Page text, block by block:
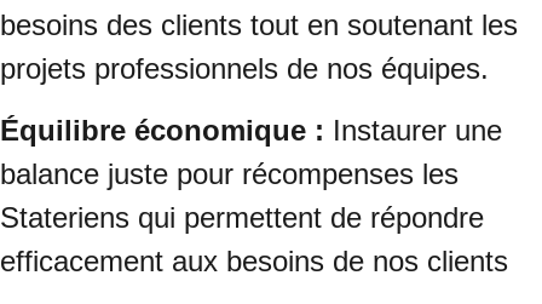
besoins des clients tout en soutenant les
projets professionnels de nos équipes.
Équilibre économique : Instaurer une
balance juste pour récompenses les
Stateriens qui permettent de répondre
efficacement aux besoins de nos clients